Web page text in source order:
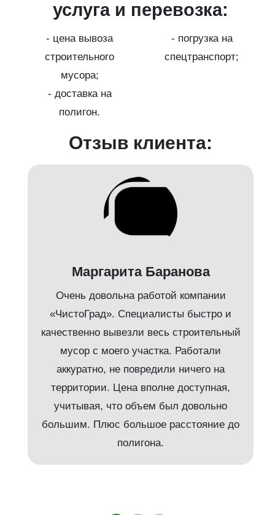
услуга и перевозка:
- цена вывоза
строительного
мусора;
- погрузка на
спецтранспорт;
- доставка на
полигон.
Отзыв клиента:
Маргарита Баранова
Очень довольна работой компании
«ЧистоГрад». Специалисты быстро и
качественно вывезли весь строительный
мусор с моего участка. Работали
аккуратно, не повредили ничего на
территории. Цена вполне доступная,
учитывая, что объем был довольно
большим. Плюс большое расстояние до
полигона.